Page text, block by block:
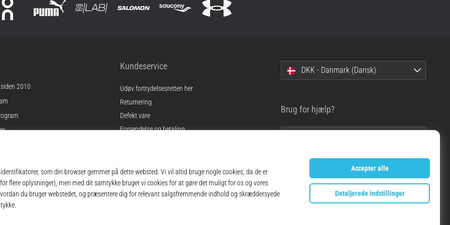
2010
Kundeservice
Udøv fortrydelsesretten her
Returnering
Defekt vare
Forsendelse og betaling
Ofte stillede spørgsmål
Privatlivspolitik
DKK - Danmark (Dansk)
Brug for hjælp?